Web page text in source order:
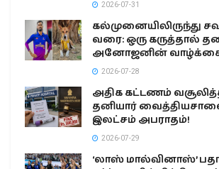
2026-07-31
கல்முனையிலிருந்து
வரை: ஒரு கருத்தால்
அனோஜனின்
2026-07-28
அதிக கட்டணம்
தனியார்
இலட்சம் அபராதம்!
2026-07-29
‘லாஸ் மால்வினாஸ்’